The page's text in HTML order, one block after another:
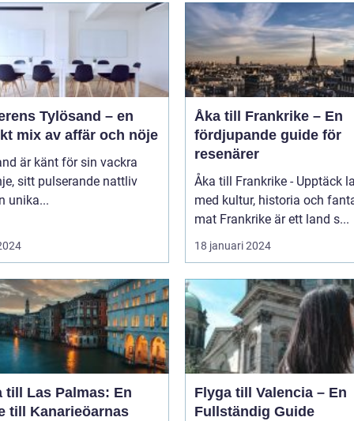
Tylösand – en
mix av affär och nöje
är känt för sin vackra
sitt pulserande nattliv
unika...
Åka till Frankrike – En
fördjupande guide för
resenärer
Åka till Frankrike - Upptäck
med kultur, historia och
mat Frankrike är ett land s...
18 januari 2024
till Las Palmas: En
till Kanarieöarnas
Flyga till Valencia – En
Fullständig Guide